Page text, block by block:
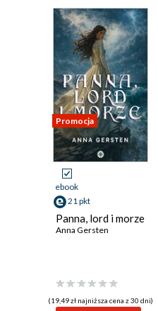
Promocja
ebook
21 pkt
Panna, lord i morze
Anna Gersten
(19,49 zł najniższa cena z 30 dni)